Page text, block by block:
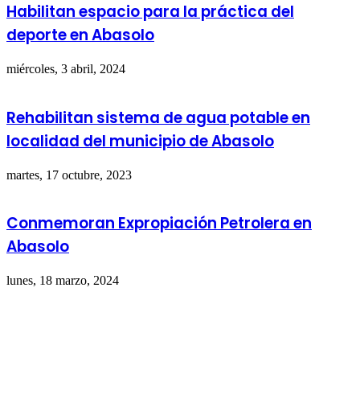
Habilitan espacio para la práctica del
deporte en Abasolo
miércoles, 3 abril, 2024
Rehabilitan sistema de agua potable en
localidad del municipio de Abasolo
martes, 17 octubre, 2023
Conmemoran Expropiación Petrolera en
Abasolo
lunes, 18 marzo, 2024